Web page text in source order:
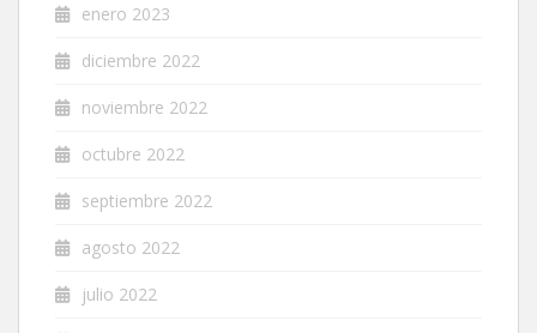
enero 2023
diciembre 2022
noviembre 2022
octubre 2022
septiembre 2022
agosto 2022
julio 2022